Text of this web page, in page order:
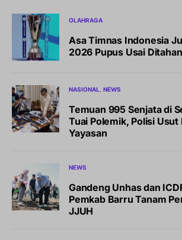
OLAHRAGA
Asa Timnas Indonesia
2026 Pupus Usai
NASIONAL NEWS
Temuan 995 Senjata di
Tuai Polemik, Polisi Usut
Yayasan
NEWS
Gandeng Unhas dan
Pemkab Barru Tanam
JJUH